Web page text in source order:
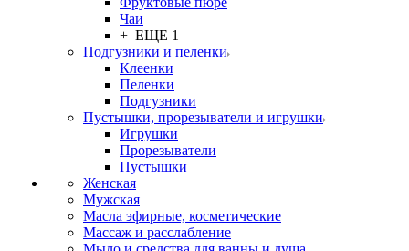
Чаи
+ ЕЩЕ 1
Подгузники и пеленки
Клеенки
Пеленки
Подгузники
Пустышки, прорезыватели и игрушки
Игрушки
Прорезыватели
Пустышки
Женская
Мужская
Масла эфирные, косметические
Массаж и расслабление